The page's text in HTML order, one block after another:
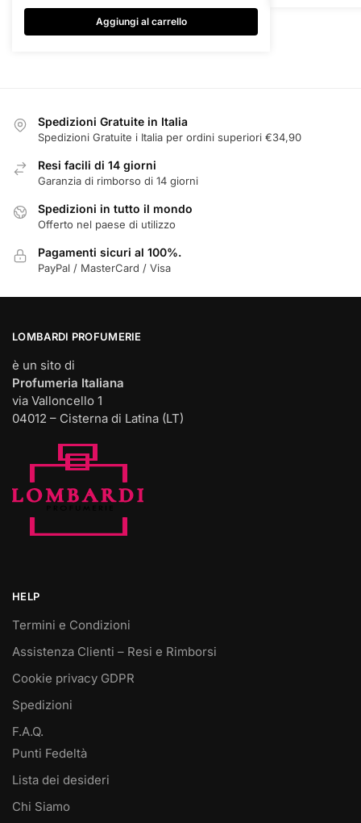
è:
Aggiungi al carrello
del
Spedizioni Gratuite in Italia
Spedizioni Gratuite i Italia per ordini superiori €34,90
Resi facili di 14 giorni
Garanzia di rimborso di 14 giorni
Spedizioni in tutto il mondo
Offerto nel paese di utilizzo
Pagamenti sicuri al 100%.
PayPal / MasterCard / Visa
LOMBARDI PROFUMERIE
è un sito di
Profumeria Italiana
via Valloncello 1
04012 – Cisterna di Latina (LT)
HELP
Termini e Condizioni
Assistenza Clienti – Resi e Rimborsi
Cookie privacy GDPR
Spedizioni
F.A.Q.
Punti Fedeltà
Lista dei desideri
Chi Siamo